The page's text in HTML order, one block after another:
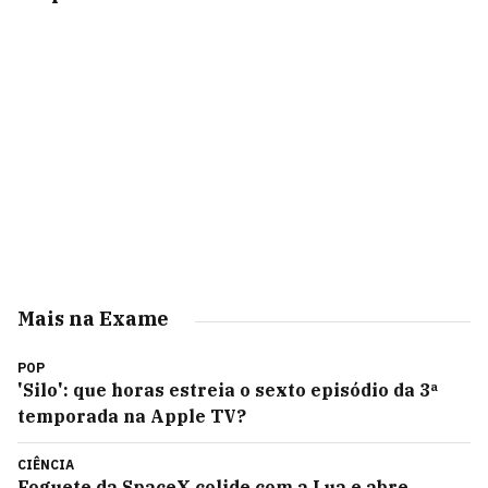
Mais na Exame
POP
'Silo': que horas estreia o sexto episódio da 3ª
temporada na Apple TV?
CIÊNCIA